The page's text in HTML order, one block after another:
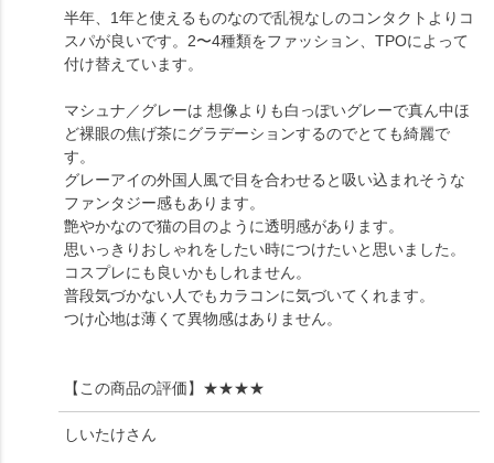
半年、1年と使えるものなので乱視なしのコンタクトよりコ
スパが良いです。2〜4種類をファッション、TPOによって
付け替えています。
マシュナ／グレーは 想像よりも白っぽいグレーで真ん中ほ
ど裸眼の焦げ茶にグラデーションするのでとても綺麗で
す。
グレーアイの外国人風で目を合わせると吸い込まれそうな
ファンタジー感もあります。
艶やかなので猫の目のように透明感があります。
思いっきりおしゃれをしたい時につけたいと思いました。
コスプレにも良いかもしれません。
普段気づかない人でもカラコンに気づいてくれます。
つけ心地は薄くて異物感はありません。
【この商品の評価】 ★★★★
しいたけさん